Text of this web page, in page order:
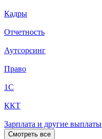
Кадры
Отчетность
Аутсорсинг
Право
1С
ККТ
Зарплата и другие выплаты
Смотреть все